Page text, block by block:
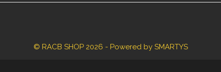
© RACB SHOP 2026 - Powered by SMARTYS